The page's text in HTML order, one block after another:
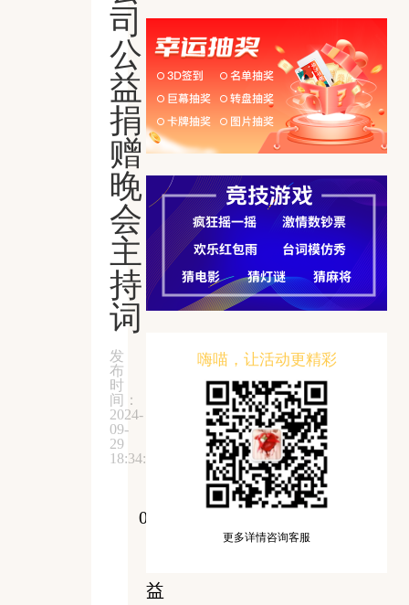
司
公
益
捐
赠
晚
会
主
持
词
发
布
时
间：
2024-
09-
29
18:34:57
01
益
嗨喵，让活动更精彩
更多详情咨询客服